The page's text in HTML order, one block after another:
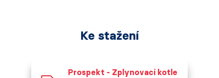
Ke stažení
Prospekt - Zplynovací kotle